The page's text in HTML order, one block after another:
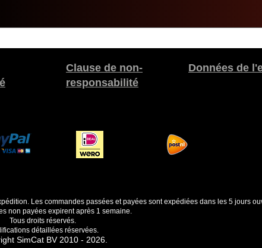
Clause de non-
responsabilité
Données de
Les commandes passées et payées sont expédiées dans les 5 jours
non payées expirent après 1 semaine.
Tous droits réservés.
détaillées réservées.
SimCat BV 2010 - 2026.